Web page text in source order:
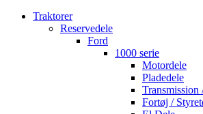
Traktorer
Reservedele
Ford
1000 serie
Motordele
Pladedele
Fortøj /